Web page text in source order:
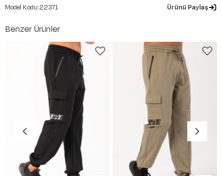
22371 Ürünü Paylaş
Benzer Ürünler